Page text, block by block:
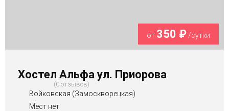
от 350 ₽/сутки
Хостел Альфа ул. Приорова
0 отзывов
Войковская (Замоскворецкая)
Мест нет